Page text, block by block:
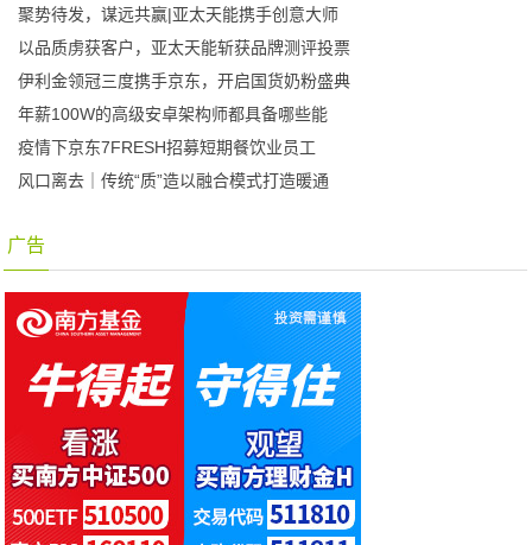
聚势待发，谋远共赢|亚太天能携手创意大师
以品质虏获客户，亚太天能斩获品牌测评投票
伊利金领冠三度携手京东，开启国货奶粉盛典
年薪100W的高级安卓架构师都具备哪些能
疫情下京东7FRESH招募短期餐饮业员工
风口离去｜传统“质”造以融合模式打造暖通
广告